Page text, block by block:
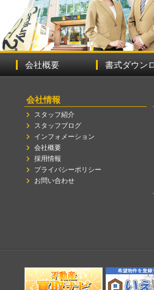
会社概要 書式ダウン
会社情報
スタッフ紹介
スタッフブログ
インフォメーション
会社概要
採用情報
プライバシーポリシー
お問い合わせ